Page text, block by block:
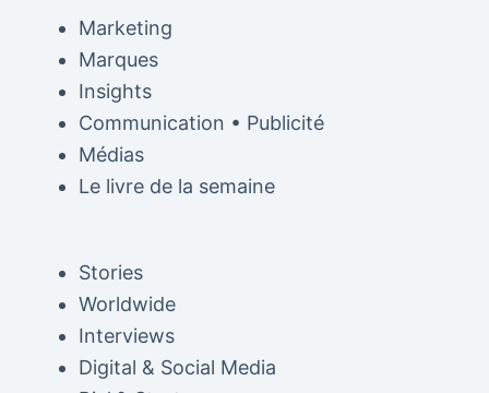
Marketing
Marques
Insights
Communication • Publicité
Médias
Le livre de la semaine
Stories
Worldwide
Interviews
Digital & Social Media